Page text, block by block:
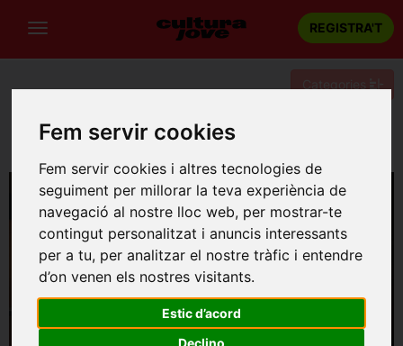
Fem servir cookies
Fem servir cookies i altres tecnologies de
seguiment per millorar la teva experiència de
navegació al nostre lloc web, per mostrar-te
contingut personalitzat i anuncis interessants
per a tu, per analitzar el nostre tràfic i entendre
d’on venen els nostres visitants.
Estic d’acord
REGISTRA'T
Portada Música
Tarragona
LES NOCES DE FIGARO de Mozart